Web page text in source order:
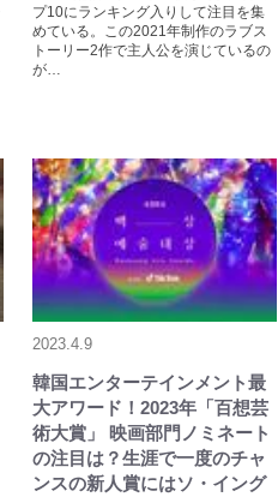
プ10にランキング入りして注目を集
めている。この2021年制作のラブス
トーリー2作で主人公を演じているの
が…
2023.4.9
韓国エンターテインメント最
大アワード！2023年「百想芸
術大賞」 映画部門ノミネート
の注目は？生涯で一度のチャ
ンスの新人賞にはソ・イング